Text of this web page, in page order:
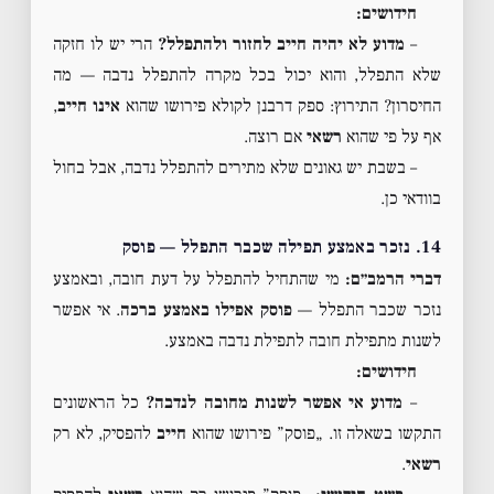
חידושים:
– מדוע לא יהיה חייב לחזור ולהתפלל? הרי יש לו חזקה
שלא התפלל, והוא יכול בכל מקרה להתפלל נדבה — מה
החיסרון? התירוץ: ספק דרבנן לקולא פירושו שהוא אינו חייב,
אף על פי שהוא רשאי אם רוצה.
– בשבת יש גאונים שלא מתירים להתפלל נדבה, אבל בחול
בוודאי כן.
14. נזכר באמצע תפילה שכבר התפלל — פוסק
דברי הרמב״ם: מי שהתחיל להתפלל על דעת חובה, ובאמצע
נזכר שכבר התפלל —פוסק אפילו באמצע ברכה. אי אפשר
לשנות מתפילת חובה לתפילת נדבה באמצע.
חידושים:
– מדוע אי אפשר לשנות מחובה לנדבה? כל הראשונים
התקשו בשאלה זו. „פוסק” פירושו שהוא חייב להפסיק, לא רק
רשאי.